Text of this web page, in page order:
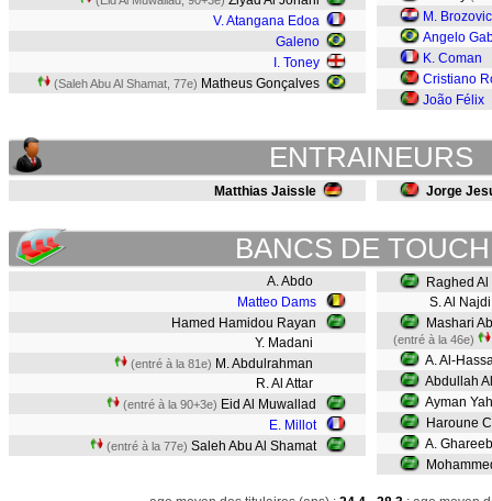
V. Atangana Edoa
Galeno
I. Toney
(Saleh Abu Al Shamat, 77e) Matheus Gonçalves
M. Brozovic
Angelo
K. Coman
Cristiano
João Félix
ENTRAINEURS
Matthias Jaissle Jorge
BANCS DE
A. Abdo
Matteo Dams
Hamed Hamidou Rayan
Y. Madani
(entré à la 81e) M. Abdulrahman
R. Al Attar
(entré à la 90+3e) Eid Al Muwallad
E. Millot
(entré à la 77e) Saleh Abu Al Shamat
Raghed
S. Al Najdi
Mashari
(entré à la 46e)
A. Al-
Abdullah
Ayman
Haroune
A.